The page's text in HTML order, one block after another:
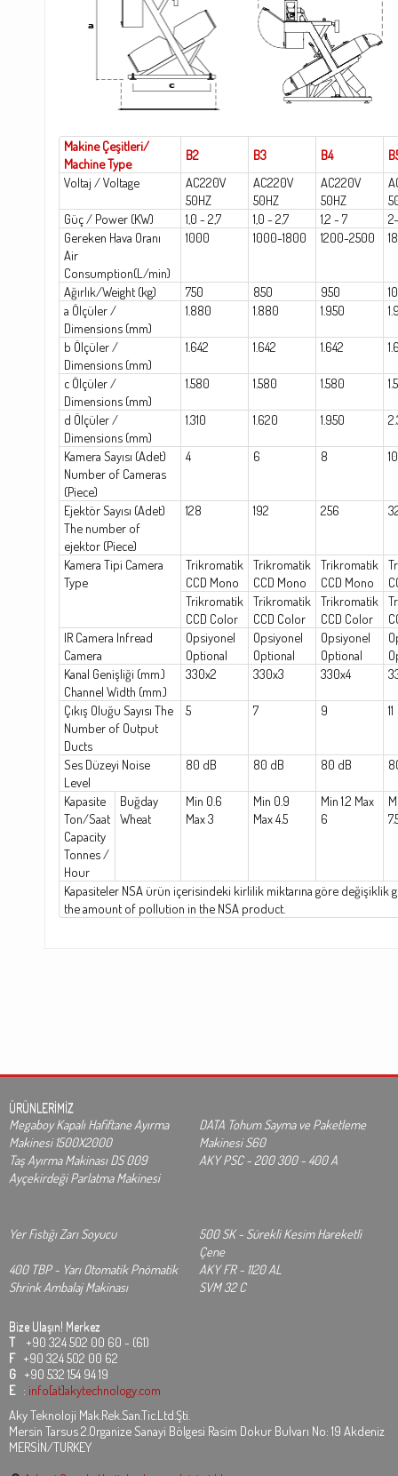
Makine Çeşitleri/
Machine Type
B2 B3 B4
Voltaj / Voltage
AC220V
50HZ
AC220V
50HZ
AC220V
50HZ
Güç / Power (KW)
1,0 - 2,7 1,0 - 2,7 1,2 - 7
Gereken Hava Oranı
Air
Consumption(L/min)
1000 1000-1800 1200-2500
Ağırlık/Weight (kg) 750 850 950
a Ölçüler /
Dimensions (mm)
1.880 1.880 1.950
b Ölçüler /
Dimensions (mm)
1.642 1.642 1.642
c Ölçüler /
Dimensions (mm)
1.580 1.580 1.580
d Ölçüler /
Dimensions (mm)
1.310 1.620 1.950
Kamera Sayısı (Adet)
Number of Cameras
(Piece)
4 6 8 10
Ejektör Sayısı (Adet)
The number of
ejektor (Piece)
128 192 256
Kamera Tipi Camera
Type
Trikromatik
CCD Mono
Trikromatik
CCD Mono
Trikromatik
CCD Mono
Trikromatik
CCD Color
Trikromatik
CCD Color
Trikromatik
CCD Color
IR Camera Infread
Camera
Opsiyonel
Optional
Opsiyonel
Optional
Opsiyonel
Optional
Kanal Genişliği (mm.)
Channel Width (mm.)
330x2 330x3 330x4
Çıkış Oluğu Sayısı The
Number of Output
Ducts
5 7 9 11
Ses Düzeyi Noise
Level
80 dB 80 dB 80 dB
Kapasite
Ton/Saat
Capacity
Tonnes /
Hour
Buğday
Wheat
Min 0.6
Max 3
Min 0.9
Max 4.5
Min 1.2 Max
6
Kapasiteler NSA ürün içerisindeki kirlilik miktarına göre değişiklik
the amount of pollution in the NSA product.
ÜRÜNLERİMİZ
Megaboy Kapalı Hafiftane Ayırma
Makinesi 1500X2000
DATA Tohum Sayma ve Paketleme
Makinesi S60
Taş Ayırma Makinası DS 009
AKY PSC - 200 300 - 400 A
Ayçekirdeği Parlatma Makinesi
Yer Fıstığı Zarı Soyucu
500 SK - Sürekli Kesim Hareketli
Çene
400 TBP - Yarı Otomatik Pnömatik
Shrink Ambalaj Makinası
AKY FR - 1120 AL
SVM 32 C
Bize Ulaşın! Merkez
T +90 324 502 00 60 - (61)
F +90 324 502 00 62
G +90 532 154 94 19
E : info[at]akytechnology.com
Aky Teknoloji Mak.Rek.San.Tic.Ltd.Şti.
Mersin Tarsus 2.Organize Sanayi Bölgesi Rasim Dokur Bulvarı No: 19 Akdeniz
MERSİN/TURKEY